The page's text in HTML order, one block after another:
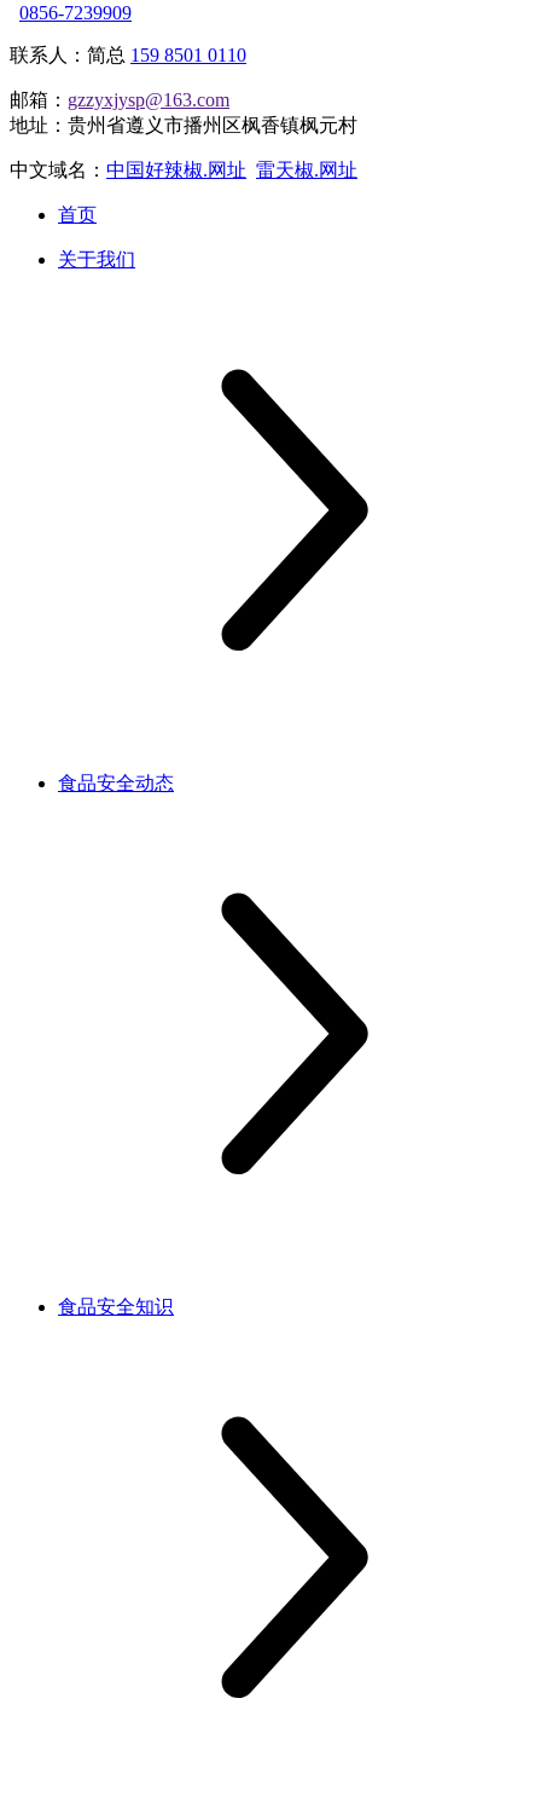
0856-7239909
联系人：简总 159 8501 0110
邮箱： gzzyxjysp@163.com
地址：贵州省遵义市播州区枫香镇枫元村
中文域名： 中国好辣椒.网址 雷天椒.网址
首页
关于我们
食品安全动态
食品安全知识